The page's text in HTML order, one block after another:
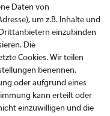
Daten von
um z.B. Inhalte und
einzubinden
Die
Cookies. Wir teilen
benennen.
oder aufgrund eines
kann erteilt oder
einzuwilligen und die